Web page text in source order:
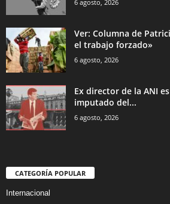
6 agosto, 2026
Ver: Columna de
el trabajo forzado»
6 agosto, 2026
Ex director de la ANI
imputado del...
6 agosto, 2026
CATEGORÍA POPULAR
Internacional